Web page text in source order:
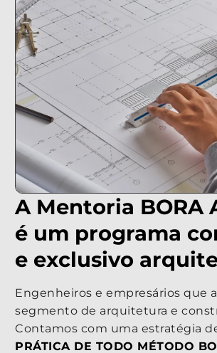
A Mentoria BORA
é um programa
e exclusivo
Engenheiros e empresários que
segmento de arquitetura e
Contamos com uma estratégia
PRÁTICA DE TODO MÉTODO